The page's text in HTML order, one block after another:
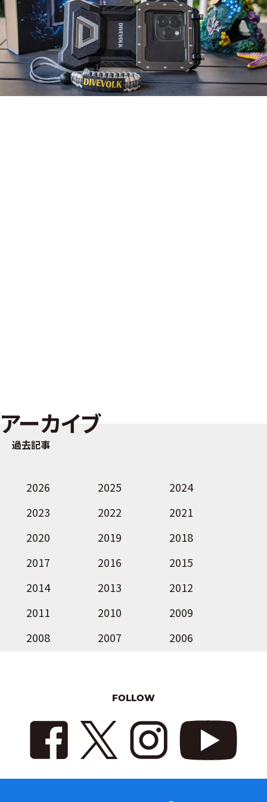
アーカイブ
過去記事
2026 2025
2024
2023
2022
2021
2020
2019
2018
2017
2016
2015
2014
2013
2012
2011
2010
2009
2008
2007 2006
FOLLOW